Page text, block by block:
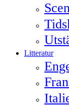
Litteratur